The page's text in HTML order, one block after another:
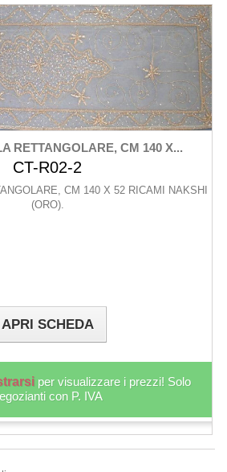
RETTANGOLARE, CM 140 X...
CT-R02-2
CM 140 X 52 RICAMI NAKSHI
(ORO).
APRI SCHEDA
per visualizzare i prezzi! Solo
con P. IVA